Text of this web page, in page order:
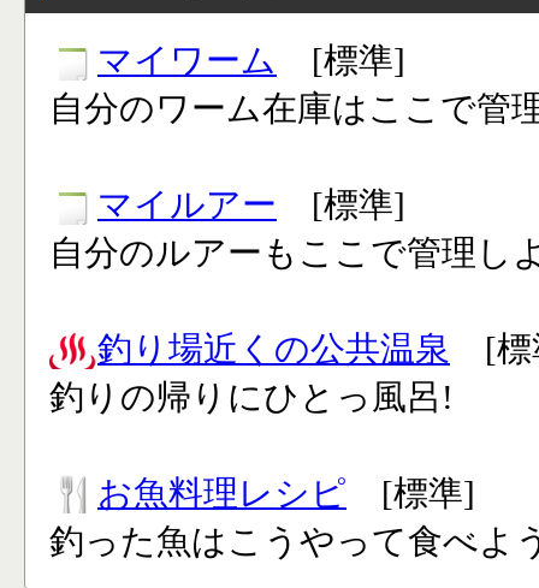
マイワーム
[標準]
自分のワーム在庫はここで管
マイルアー [標準]
自分のルアーもここで管理し
釣り場近くの公共温泉 [標
釣りの帰りにひとっ風呂!
お魚料理レシピ [標準]
釣った魚はこうやって食べよ